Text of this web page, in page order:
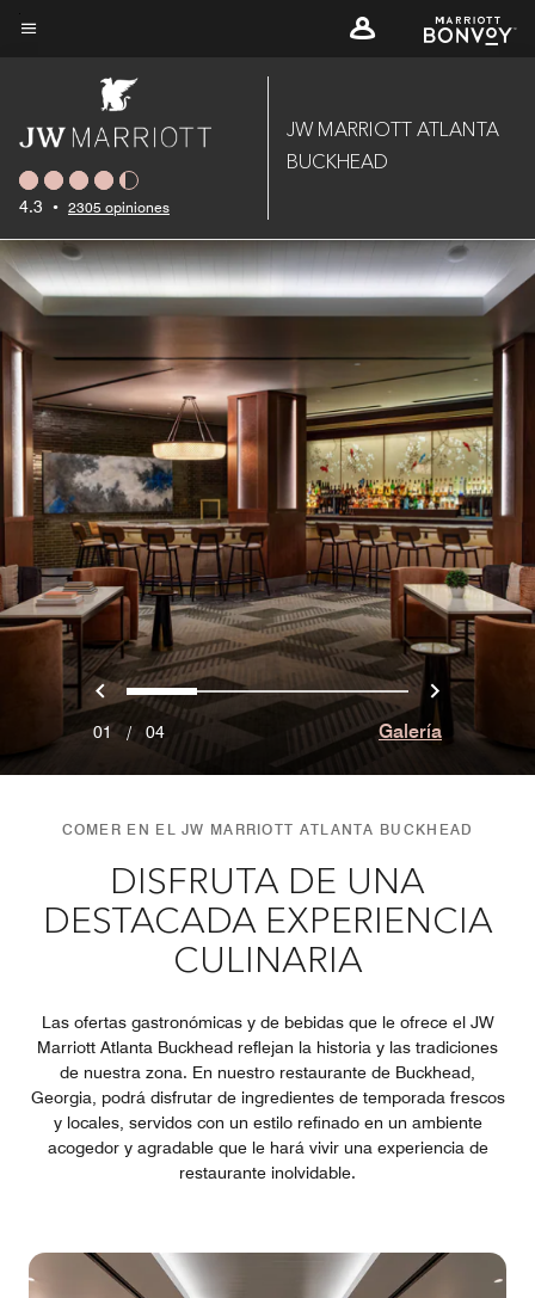
Skip
4.3 • 2305 opiniones
JW MARRIOTT ATLANTA
BUCKHEAD
Anterior
0 1 2 3
01 / 04 Galería
COMER EN EL JW MARRIOTT ATLANTA BUCKHEAD
DISFRUTA DE UNA
DESTACADA EXPERIENCIA
CULINARIA
Las ofertas gastronómicas y de bebidas que le ofrece el JW
Marriott Atlanta Buckhead reflejan la historia y las tradiciones
de nuestra zona. En nuestro restaurante de Buckhead,
Georgia, podrá disfrutar de ingredientes de temporada frescos
y locales, servidos con un estilo refinado en un ambiente
acogedor y agradable que le hará vivir una experiencia de
restaurante inolvidable.